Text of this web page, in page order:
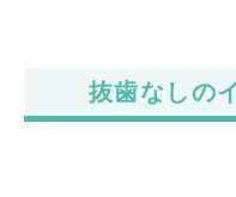
抜歯なしの